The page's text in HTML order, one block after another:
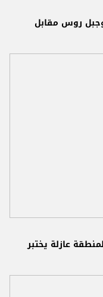
روس مقابل
عازلة يختبر